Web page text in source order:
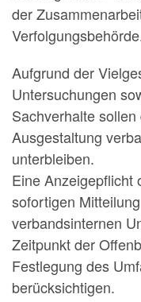
der
Aufgrund der
Untersuchungen
Sachverhalte
Ausgestaltung
unterbleiben.
Eine Anzeigepflicht
sofortigen
verbandsinternen
Zeitpunkt der
Festlegung des
berücksichtigen.